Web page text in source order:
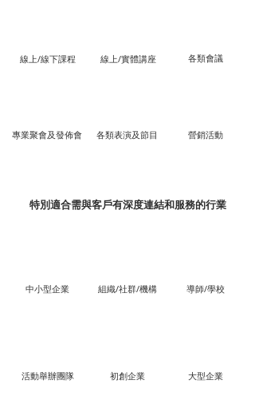
線上/線下課程 線上/實體講座 各類會議
專業聚會及發佈會 各類表演及節目 營銷活動
特別適合需與客戶有深度連結和服務的行業
中小型企業 ​組織/社群/機構 導師/學校
​活動舉辦團隊 初創企業 ​大型企業